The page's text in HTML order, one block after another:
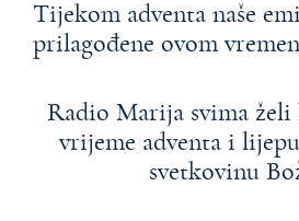
Tijekom adventa naše
prilagođene ovom
Radio Marija svima želi
vrijeme adventa i
svetkovinu